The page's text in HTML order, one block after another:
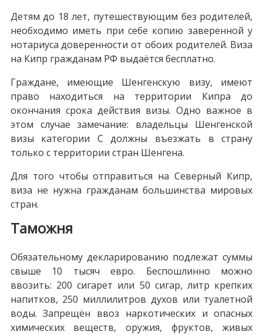
Детям до 18 лет, путешествующим без родителей,
необходимо иметь при себе копию заверенной у
нотариуса доверенности от обоих родителей. Виза
на Кипр гражданам РФ выдаётся бесплатно.
Граждане, имеющие Шенгенскую визу, имеют
право находиться на территории Кипра до
окончания срока действия визы. Одно важное в
этом случае замечание: владельцы Шенгенской
визы категории С должны въезжать в страну
только с территории стран Шенгена.
Для того чтобы отправиться на Северный Кипр,
виза не нужна гражданам большинства мировых
стран.
Таможня
Обязательному декларированию подлежат суммы
свыше 10 тысяч евро. Беспошлинно можно
ввозить: 200 сигарет или 50 сигар, литр крепких
напитков, 250 миллилитров духов или туалетной
воды. Запрещён ввоз наркотических и опасных
химических веществ, оружия, фруктов, живых